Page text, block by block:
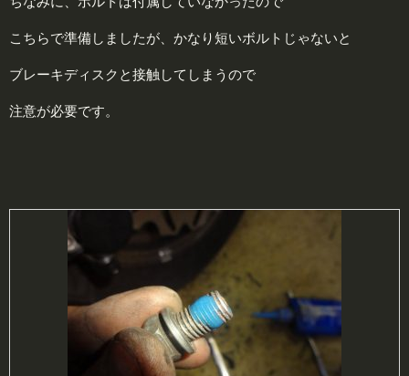
こちらで準備しましたが、かなり短いボルトじゃないと
ブレーキディスクと接触してしまうので
注意が必要です。